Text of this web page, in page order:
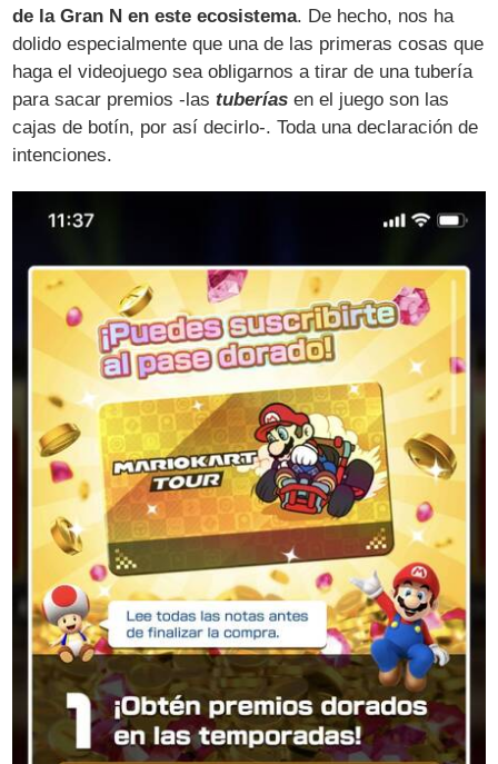
de la Gran N en este ecosistema. De hecho, nos ha
dolido especialmente que una de las primeras cosas que
haga el videojuego sea obligarnos a tirar de una tubería
para sacar premios -lastuberías en el juego son las
cajas de botín, por así decirlo-. Toda una declaración de
intenciones.